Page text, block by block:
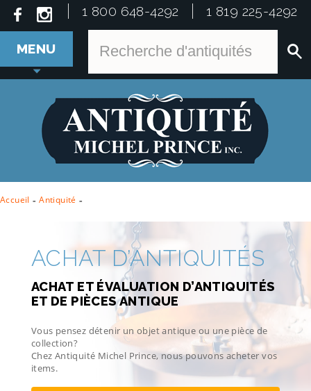
1 800 648-4292 1 819 225-4292
MENU
Accueil - Antiquité -
ACHAT D’ANTIQUITÉS
ACHAT ET ÉVALUATION D’ANTIQUITÉS
ET DE PIÈCES ANTIQUE
Vous pensez détenir un objet antique ou une pièce de
collection?
Chez Antiquité Michel Prince, nous pouvons acheter vos
items.